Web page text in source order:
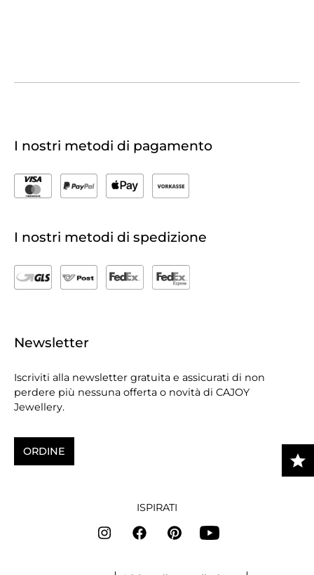
I nostri metodi di pagamento
I nostri metodi di spedizione
Newsletter
Iscriviti alla newsletter gratuita e assicurati di non
perdere più nessuna offerta o novità di CAJOY
Jewellery.
ORDINE
ISPIRATI